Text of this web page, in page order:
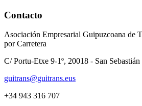
Contacto
Asociación Empresarial Guipuzcoana de
por Carretera
C/ Portu-Etxe 9-1º, 20018 - San Sebastián
guitrans@guitrans.eus
+34 943 316 707